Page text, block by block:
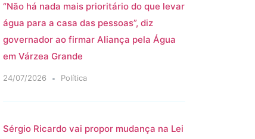
“Não há nada mais prioritário do que levar
água para a casa das pessoas”, diz
governador ao firmar Aliança pela Água
em Várzea Grande
24/07/2026 Política
Sérgio Ricardo vai propor mudança na Lei